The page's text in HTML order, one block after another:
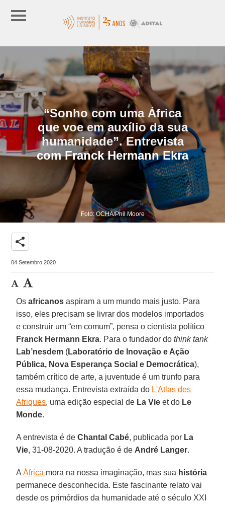
“Sonho com uma África
que voe em auxílio da sua
humanidade”. Entrevista
com Franck Hermann Ekra
Foto: OCHA/Phil Moore
share
04 Setembro 2020
Osafricanos aspiram a um mundo mais justo. Para
isso, eles precisam se livrar dos modelos importados
e construir um “em comum”, pensa o cientista político
Franck Hermann Ekra. Para o fundador dothink tank
Lab’nesdem (Laboratório de Inovação e Ação
Pública, Nova Esperança Social e Democrática),
também crítico de arte, a juventude é um trunfo para
essa mudança. Entrevista extraída do L'Atlas des
Afriques, uma edição especial de La Vie et do Le
Monde.
A entrevista é deChantal Cabé, publicada por La
Vie, 31-08-2020. A tradução é de André Langer.
AÁfrica mora na nossa imaginação, mas sua história
permanece desconhecida. Este fascinante relato vai
desde os primórdios da humanidade até o século XXI